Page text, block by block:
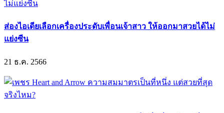
ส่องไอเดียเลือกเครื่องประดับเพื่อนเจ้าสาว ให้ออกมาสวยได้ไม่
แย่งซีน
21 ธ.ค. 2566